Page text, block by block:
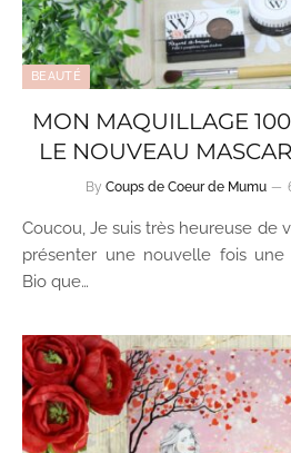
BEAUTÉ
MON MAQUILLAGE
LE NOUVEAU
By Coups de Coeur de Mumu
Coucou, Je suis très heureuse de
présenter une nouvelle fois
Bio que…